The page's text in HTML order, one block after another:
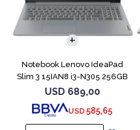
Notebook Lenovo IdeaPad
Slim 3 15IAN8 i3-N305 256GB
8GB 15.6
USD 689,00
USD 585,65
COMPARAR